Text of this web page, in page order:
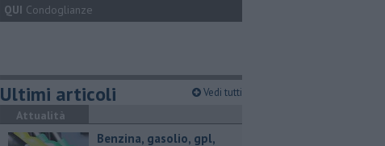
QUI Condoglianze
Ultimi articoli Vedi tutti
Attualità
​Benzina, gasolio, gpl,